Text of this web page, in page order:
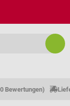
Bewertungen)